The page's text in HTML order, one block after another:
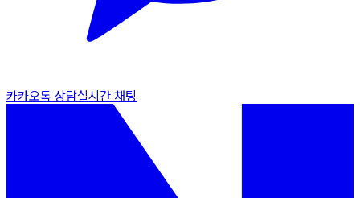
카카오톡 상담실시간 채팅